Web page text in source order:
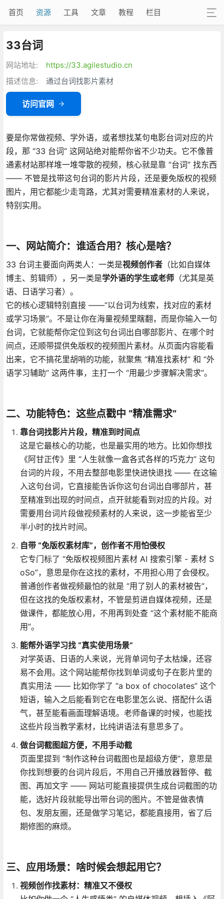
首页 资源 工具 文章 教程 栏目
33台词
网站地址:
https://33.agilestudio.cn
描述信息:
通过台词找影片素材
访问官网
要是你常做视频、学外语，或者想找某句电影台词对应的片
段，那 “33 台词” 这网站绝对能帮你省不少功夫。它不像普
通素材站那样堆一堆零散的视频，核心就是靠 “台词” 找东西
—— 不管是找带这句台词的影片片段，还是要免版权的视频
图片，用它都能少走弯路，尤其对需要精准素材的人来说，
特别实用。
一、网站简介：谁适合用？核心是啥？
33 台词主要面向两类人：一类是视频创作者（比如自媒体
博主、剪辑师），另一类是学外语的学生或老师（尤其是英
语、日语学习者）。
它的核心逻辑特别直接 ——“以台词为线索，找对应的素材
或学习场景”。不是让你在海量视频里瞎翻，而是你输入一句
台词，它就能帮你定位到这句台词出自哪部影片、在哪个时
间点，还顺带提供免版权的视频图片素材。从页面内容能看
出来，它不搞花里胡哨的功能，就聚焦 “精准找素材” 和 “外
语学习辅助” 这两件事，主打一个 “用最少步骤解决需求”。
二、功能特色：这些点戳中 “精准需求”
靠台词找影片片段，精准到时间点
这是它最核心的功能，也是最实用的地方。比如你想找
《阿甘正传》里 “人生就像一盒各式各样的巧克力” 这句
台词的片段，不用去整部电影里快进快退找 —— 在这输
入这句台词，它直接能告诉你这句台词出自哪部片，甚
至精准到出现的时间点，点开就能看到对应的片段。对
需要用台词片段做视频素材的人来说，这一步能省至少
半小时的找片时间。
自带 “免版权素材库”，创作者不用怕侵权
它专门标了 “免版权视频图片素材 AI 搜索引擎 - 素材 S
oSo”，意思是你在这找的素材，不用担心用了会侵权。
普通创作者做视频最怕的就是 “用了别人的素材被告”，
但在这找的免版权素材，不管是剪进自媒体视频，还是
做课件，都能放心用，不用再到处查 “这个素材能不能商
用”。
能帮外语学习找 “真实使用场景”
对学英语、日语的人来说，光背单词句子太枯燥，还容
易不会用。这个网站能帮你找到单词或句子在影片里的
真实用法 —— 比如你学了 “a box of chocolates” 这个
短语，输入之后能看到它在电影里怎么说、搭配什么语
气，甚至能看画面理解语境。老师备课的时候，也能找
这些片段当教学素材，比纯讲语法有意思多了。
做台词截图超方便，不用手动截
页面里提到 “制作这种台词截图也是超级方便”，意思是
你找到想要的台词片段后，不用自己开播放器暂停、截
图、再加文字 —— 网站可能直接提供生成台词截图的功
能，选好片段就能导出带台词的图片。不管是做表情
包、发朋友圈，还是做学习笔记，都能直接用，省了后
期修图的麻烦。
三、应用场景：啥时候会想起用它？
视频创作找素材：精准又不侵权